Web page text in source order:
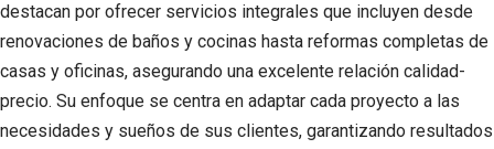
destacan por ofrecer servicios integrales que incluyen desde
renovaciones de baños y cocinas hasta reformas completas de
casas y oficinas, asegurando una excelente relación calidad-
precio. Su enfoque se centra en adaptar cada proyecto a las
necesidades y sueños de sus clientes, garantizando resultados